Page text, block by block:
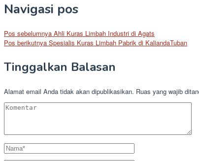
Navigasi pos
Pos sebelumnya Ahli Kuras Limbah Industri di Agats
Pos berikutnya Spesialis Kuras Limbah Pabrik di KaliandaTuban
Tinggalkan Balasan
Alamat email Anda tidak akan dipublikasikan. Ruas yang wajib